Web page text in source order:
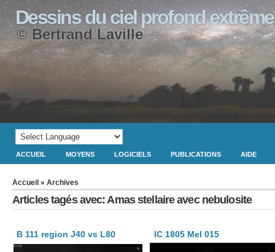
Dessins du ciel profond extrême
© Bertrand Laville
ACCUEIL MOYENS LOGICIELS PUBLICATIONS AIDE
Accueil » Archives
Articles tagés avec: Amas stellaire avec nebulosite
B 111 region J40 vs L80 IC 1805 Mel 015